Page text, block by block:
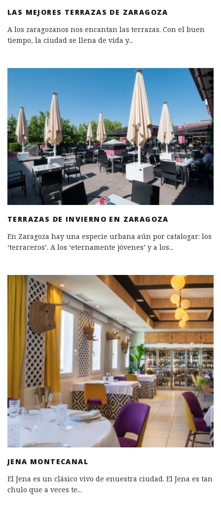
LAS MEJORES TERRAZAS DE ZARAGOZA
A los zaragozanos nos encantan las terrazas. Con el buen
tiempo, la ciudad se llena de vida y...
TERRAZAS DE INVIERNO EN ZARAGOZA
En Zaragoza hay una especie urbana aún por catalogar: los
‘terraceros’. A los ‘eternamente jóvenes’ y a los...
JENA MONTECANAL
El Jena es un clásico vivo de enuestra ciudad. El Jena es tan
chulo que a veces te...